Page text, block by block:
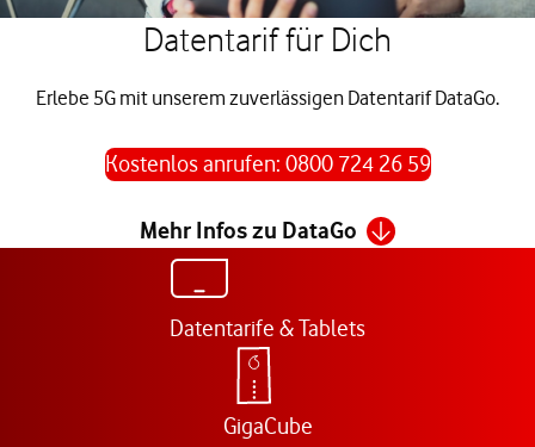
Datentarif für Dich
Erlebe 5G mit unserem zuverlässigen Datentarif DataGo.
Kostenlos anrufen: 0800 724 26 59
Mehr Infos zu DataGo
Datentarife & Tablets
GigaCube